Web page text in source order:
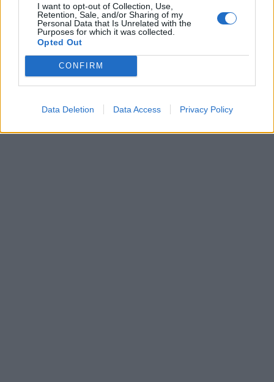
I want to opt-out of Collection, Use,
Retention, Sale, and/or Sharing of my
Personal Data that Is Unrelated with the
Purposes for which it was collected.
Opted Out
CONFIRM
Data Deletion Data Access Privacy Policy